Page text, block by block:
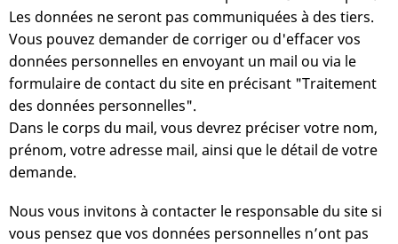
Les données ne seront pas communiquées à des tiers.
Vous pouvez demander de corriger ou d'effacer vos
données personnelles en envoyant un mail ou via le
formulaire de contact du site en précisant "Traitement
des données personnelles".
Dans le corps du mail, vous devrez préciser votre nom,
prénom, votre adresse mail, ainsi que le détail de votre
demande.
Nous vous invitons à contacter le responsable du site si
vous pensez que vos données personnelles n’ont pas